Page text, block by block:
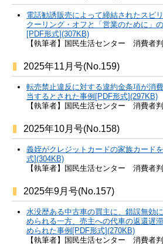
電話勧誘販売によって締結されたスピ
クーリング・オフと「営業のために」
[PDF形式](307KB)
【執筆者】国民生活センター 消費者
2025年11月号(No.159)
転売禁止違反に対する違約金条項が消
当するとされた事例[PDF形式](297KB)
【執筆者】国民生活センター 消費者
2025年10月号(No.158)
義姪がクレジットカードの家族カード
式](304KB)
【執筆者】国民生活センター 消費者
2025年9月号(No.157)
水没歴ある中古車の買主に、錯誤無効
められる一方、売主への代車の返還遅
められた事例[PDF形式](270KB)
【執筆者】国民生活センター 消費者